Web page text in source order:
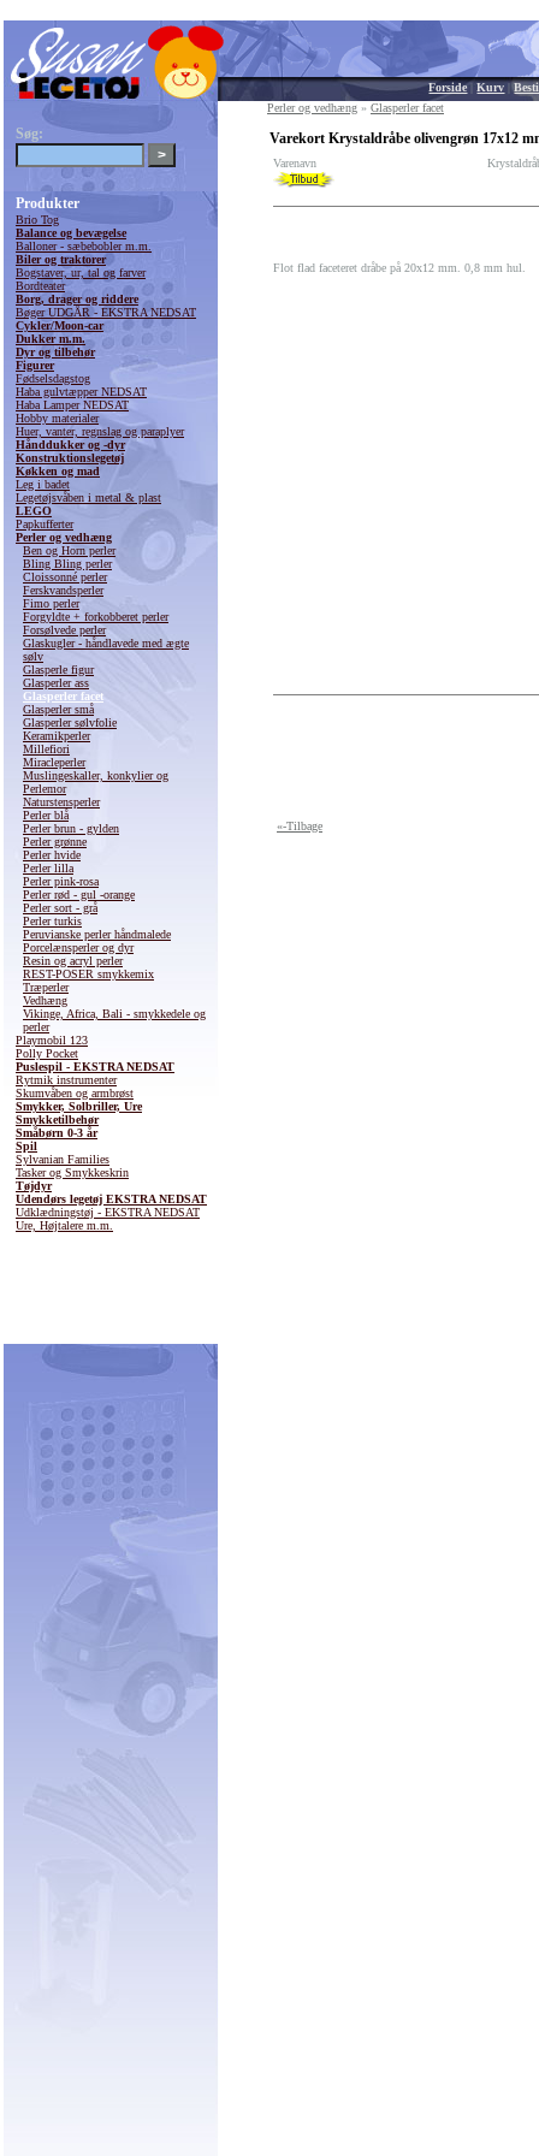
Forside|Kurv |
Søg:
Produkter
Brio Tog
Balance og bevægelse
Balloner - sæbebobler m.m.
Biler og traktorer
Bogstaver, ur, tal og farver
Bordteater
Borg, drager og riddere
Bøger UDGÅR - EKSTRA NEDSAT
Cykler/Moon-car
Dukker m.m.
Dyr og tilbehør
Figurer
Fødselsdagstog
Haba gulvtæpper NEDSAT
Haba Lamper NEDSAT
Hobby materialer
Huer, vanter, regnslag og paraplyer
Hånddukker og -dyr
Konstruktionslegetøj
Køkken og mad
Leg i badet
Legetøjsvåben i metal & plast
LEGO
Papkufferter
Perler og vedhæng
Ben og Horn perler
Bling Bling perler
Cloissonné perler
Ferskvandsperler
Fimo perler
Forgyldte + forkobberet perler
Forsølvede perler
Glaskugler - håndlavede med ægte
sølv
Glasperle figur
Glasperler ass
Glasperler facet
Glasperler små
Glasperler sølvfolie
Keramikperler
Millefiori
Miracleperler
Muslingeskaller, konkylier og
Perlemor
Naturstensperler
Perler blå
Perler brun - gylden
Perler grønne
Perler hvide
Perler lilla
Perler pink-rosa
Perler rød - gul -orange
Perler sort - grå
Perler turkis
Peruvianske perler håndmalede
Porcelænsperler og dyr
Resin og acryl perler
REST-POSER smykkemix
Træperler
Vedhæng
Vikinge, Africa, Bali - smykkedele og
perler
Playmobil 123
Polly Pocket
Puslespil - EKSTRA NEDSAT
Rytmik instrumenter
Skumvåben og armbrøst
Smykker, Solbriller, Ure
Smykketilbehør
Småbørn 0-3 år
Spil
Sylvanian Families
Tasker og Smykkeskrin
Tøjdyr
Udendørs legetøj EKSTRA NEDSAT
Udklædningstøj - EKSTRA NEDSAT
Ure, Højtalere m.m.
Perler og vedhæng » Glasperler facet
Varekort Krystaldråbe olivengrøn 17x12
Varenavn
Flot flad faceteret dråbe på 20x12 mm. 0,8 mm hul.
«-Tilbage